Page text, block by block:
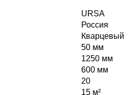
URSA
Россия
Кварцевый
50 мм
1250 мм
600 мм
20
15 м²